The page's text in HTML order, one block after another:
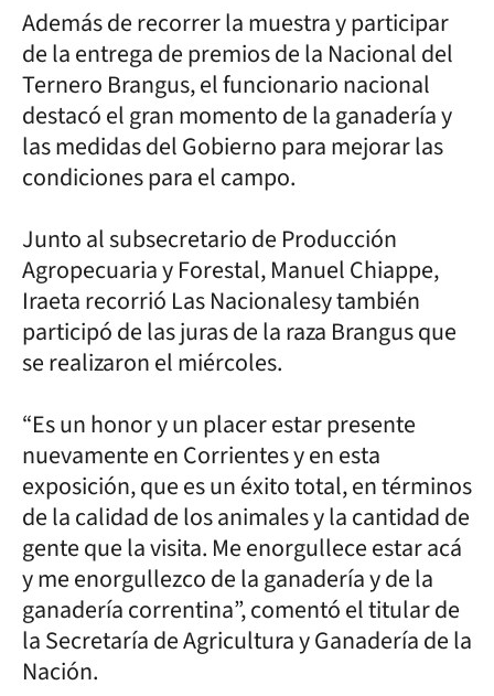
Además de recorrer la muestra y participar
de la entrega de premios de la Nacional del
Ternero Brangus, el funcionario nacional
destacó el gran momento de la ganadería y
las medidas del Gobierno para mejorar las
condiciones para el campo.
Junto al subsecretario de Producción
Agropecuaria y Forestal, Manuel Chiappe,
Iraeta recorrió Las Nacionalesy también
participó de las juras de la raza Brangus que
se realizaron el miércoles.
“Es un honor y un placer estar presente
nuevamente en Corrientes y en esta
exposición, que es un éxito total, en términos
de la calidad de los animales y la cantidad de
gente que la visita. Me enorgullece estar acá
y me enorgullezco de la ganadería y de la
ganadería correntina”, comentó el titular de
la Secretaría de Agricultura y Ganadería de la
Nación.